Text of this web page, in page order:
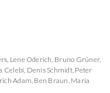
, Lene Oderich, Bruno Grüner,
Celebi, Denis Schmidt, Peter
Adam, Ben Braun, Maria